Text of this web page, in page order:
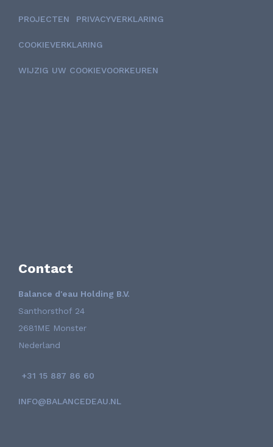
PROJECTEN PRIVACYVERKLARING
COOKIEVERKLARING
WIJZIG UW COOKIEVOORKEUREN
Contact
Balance d'eau Holding B.V.
Santhorsthof 24
2681ME Monster
Nederland
+31 15 887 86 60
INFO@BALANCEDEAU.NL